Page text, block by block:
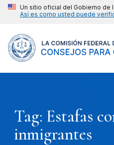
Un sitio oficial del Gobierno de
Así es como usted puede
Tag: Estafas
inmigrantes